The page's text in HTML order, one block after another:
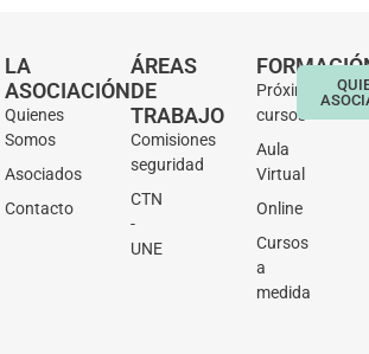
LA
ASOCIACIÓN
Quienes
Somos
Asociados
Contacto
ÁREAS
DE
TRABAJO
Comisiones
seguridad
CTN
-
UNE
Próximos
cursos
Aula
Virtual
Online
Cursos
a
medida